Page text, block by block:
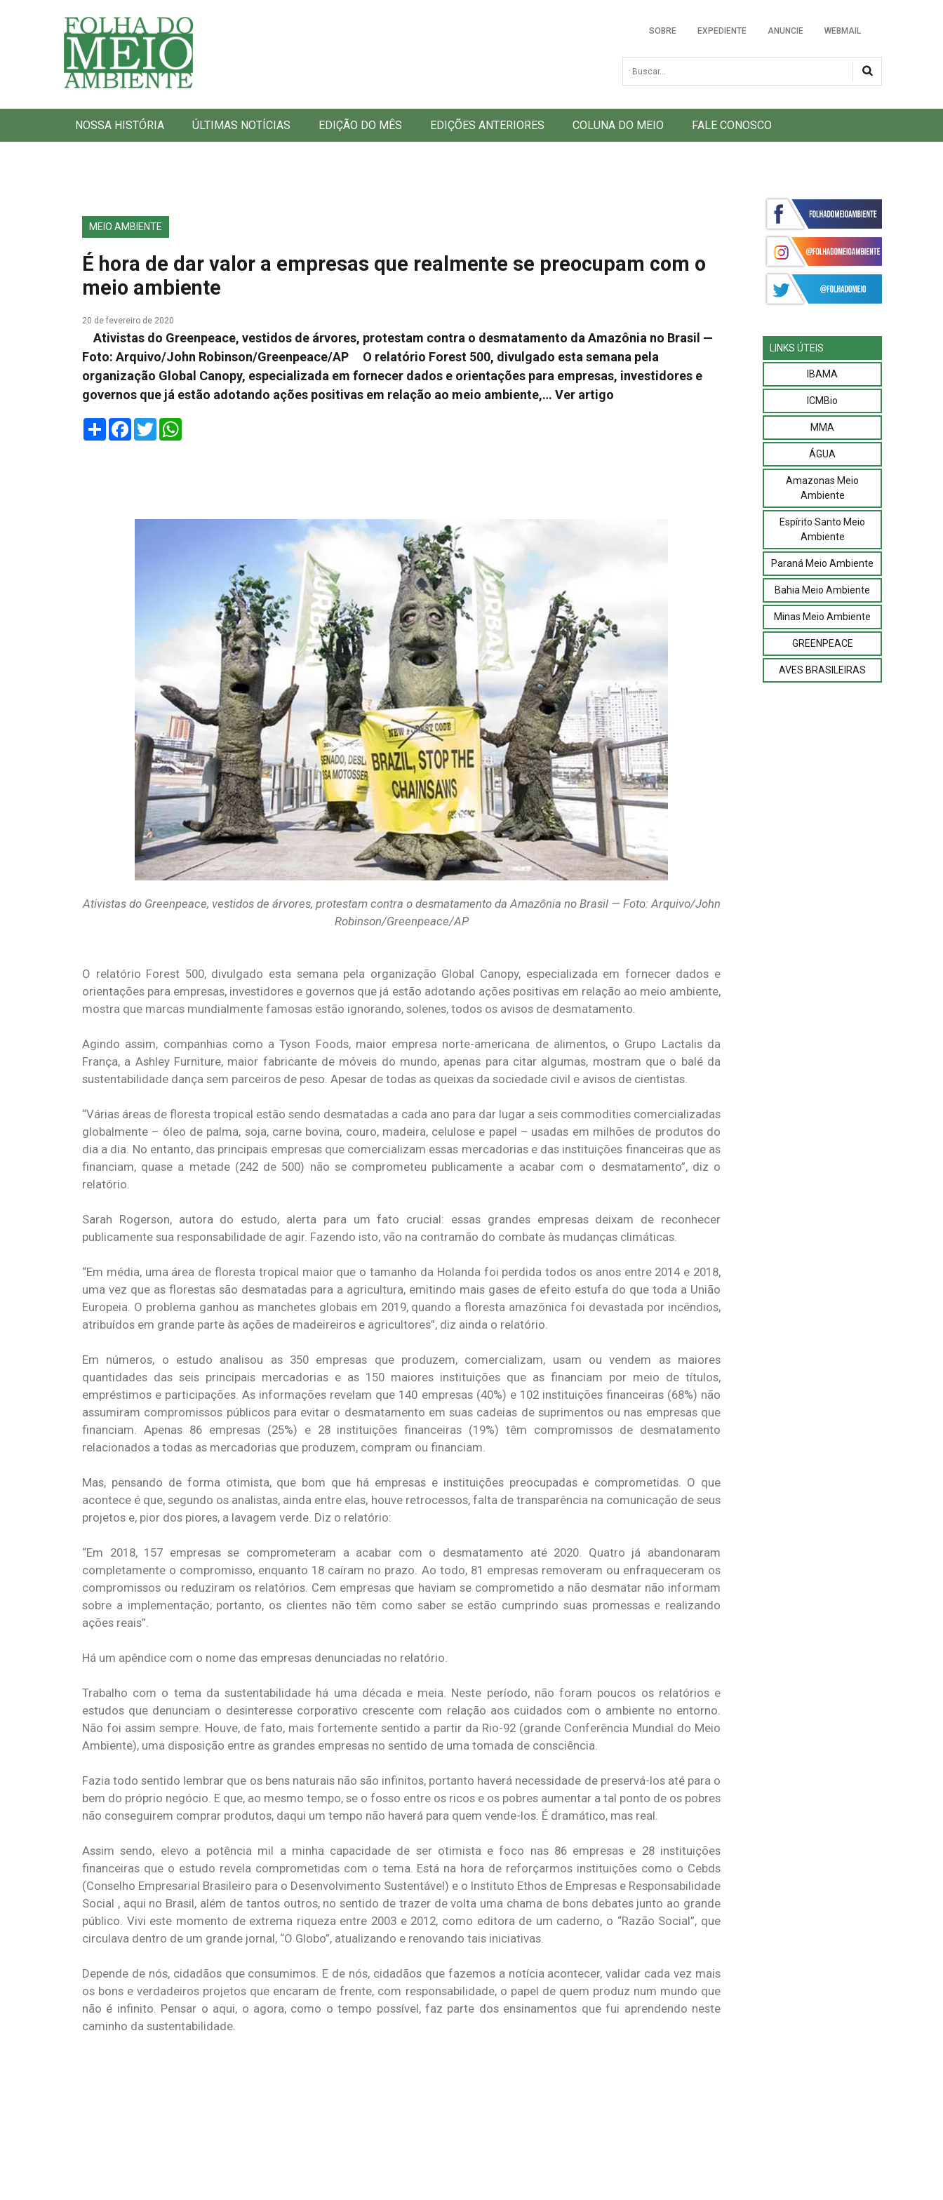
Folha do Meio Ambiente
SOBRE EXPEDIENTE ANUNCIE WEBMAIL
Busca
NOSSA HISTÓRIA ÚLTIMAS NOTÍCIAS EDIÇÃO DO MÊS EDIÇÕES ANTERIORES COLUNA DO MEIO FALE CONOSCO
MEIO AMBIENTE
É hora de dar valor a empresas que realmente se preocupam com o
meio ambiente
20 de fevereiro de 2020
Ativistas do Greenpeace, vestidos de árvores, protestam contra o desmatamento da Amazônia no Brasil —
Foto: Arquivo/John Robinson/Greenpeace/AP O relatório Forest 500, divulgado esta semana pela
organização Global Canopy, especializada em fornecer dados e orientações para empresas, investidores e
governos que já estão adotando ações positivas em relação ao meio ambiente,… Ver artigo
ShareFacebook
Twitter
Ativistas do Greenpeace, vestidos de árvores, protestam contra o desmatamento da Amazônia no Brasil — Foto: Arquivo/John
Robinson/Greenpeace/AP
O relatório Forest 500, divulgado esta semana pela organização Global Canopy, especializada em fornecer dados e
orientações para empresas, investidores e governos que já estão adotando ações positivas em relação ao meio ambiente,
mostra que marcas mundialmente famosas estão ignorando, solenes, todos os avisos de desmatamento.
Agindo assim, companhias como a Tyson Foods, maior empresa norte-americana de alimentos, o Grupo Lactalis da
França, a Ashley Furniture, maior fabricante de móveis do mundo, apenas para citar algumas, mostram que o balé da
sustentabilidade dança sem parceiros de peso. Apesar de todas as queixas da sociedade civil e avisos de cientistas.
“Várias áreas de floresta tropical estão sendo desmatadas a cada ano para dar lugar a seis commodities comercializadas
globalmente – óleo de palma, soja, carne bovina, couro, madeira, celulose e papel – usadas em milhões de produtos do
dia a dia. No entanto, das principais empresas que comercializam essas mercadorias e das instituições financeiras que as
financiam, quase a metade (242 de 500) não se comprometeu publicamente a acabar com o desmatamento”, diz o
relatório.
Sarah Rogerson, autora do estudo, alerta para um fato crucial: essas grandes empresas deixam de reconhecer
publicamente sua responsabilidade de agir. Fazendo isto, vão na contramão do combate às mudanças climáticas.
“Em média, uma área de floresta tropical maior que o tamanho da Holanda foi perdida todos os anos entre 2014 e 2018,
uma vez que as florestas são desmatadas para a agricultura, emitindo mais gases de efeito estufa do que toda a União
Europeia. O problema ganhou as manchetes globais em 2019, quando a floresta amazônica foi devastada por incêndios,
atribuídos em grande parte às ações de madeireiros e agricultores”, diz ainda o relatório.
Em números, o estudo analisou as 350 empresas que produzem, comercializam, usam ou vendem as maiores
quantidades das seis principais mercadorias e as 150 maiores instituições que as financiam por meio de títulos,
empréstimos e participações. As informações revelam que 140 empresas (40%) e 102 instituições financeiras (68%) não
assumiram compromissos públicos para evitar o desmatamento em suas cadeias de suprimentos ou nas empresas que
financiam. Apenas 86 empresas (25%) e 28 instituições financeiras (19%) têm compromissos de desmatamento
relacionados a todas as mercadorias que produzem, compram ou financiam.
Mas, pensando de forma otimista, que bom que há empresas e instituições preocupadas e comprometidas. O que
acontece é que, segundo os analistas, ainda entre elas, houve retrocessos, falta de transparência na comunicação de seus
projetos e, pior dos piores, a lavagem verde. Diz o relatório:
“Em 2018, 157 empresas se comprometeram a acabar com o desmatamento até 2020. Quatro já abandonaram
completamente o compromisso, enquanto 18 caíram no prazo. Ao todo, 81 empresas removeram ou enfraqueceram os
compromissos ou reduziram os relatórios. Cem empresas que haviam se comprometido a não desmatar não informam
sobre a implementação; portanto, os clientes não têm como saber se estão cumprindo suas promessas e realizando
ações reais”.
Há um apêndice com o nome das empresas denunciadas no relatório.
Trabalho com o tema da sustentabilidade há uma década e meia. Neste período, não foram poucos os relatórios e
estudos que denunciam o desinteresse corporativo crescente com relação aos cuidados com o ambiente no entorno.
Não foi assim sempre. Houve, de fato, mais fortemente sentido a partir da Rio-92 (grande Conferência Mundial do Meio
Ambiente), uma disposição entre as grandes empresas no sentido de uma tomada de consciência.
Fazia todo sentido lembrar que os bens naturais não são infinitos, portanto haverá necessidade de preservá-los até para o
bem do próprio negócio. E que, ao mesmo tempo, se o fosso entre os ricos e os pobres aumentar a tal ponto de os pobres
não conseguirem comprar produtos, daqui um tempo não haverá para quem vende-los. É dramático, mas real.
Assim sendo, elevo a potência mil a minha capacidade de ser otimista e foco nas 86 empresas e 28 instituições
financeiras que o estudo revela comprometidas com o tema. Está na hora de reforçarmos instituições como o Cebds
(Conselho Empresarial Brasileiro para o Desenvolvimento Sustentável) e o Instituto Ethos de Empresas e Responsabilidade
Social , aqui no Brasil, além de tantos outros, no sentido de trazer de volta uma chama de bons debates junto ao grande
público. Vivi este momento de extrema riqueza entre 2003 e 2012, como editora de um caderno, o “Razão Social”, que
circulava dentro de um grande jornal, “O Globo”, atualizando e renovando tais iniciativas.
Depende de nós, cidadãos que consumimos. E de nós, cidadãos que fazemos a notícia acontecer, validar cada vez mais
os bons e verdadeiros projetos que encaram de frente, com responsabilidade, o papel de quem produz num mundo que
não é infinito. Pensar o aqui, o agora, como o tempo possível, faz parte dos ensinamentos que fui aprendendo neste
caminho da sustentabilidade.
LINKS ÚTEIS
IBAMA
ICMBio
MMA
ÁGUA
Amazonas Meio
Ambiente
Espírito Santo Meio
Ambiente
Paraná Meio Ambiente
Bahia Meio Ambiente
Minas Meio Ambiente
GREENPEACE
AVES BRASILEIRAS